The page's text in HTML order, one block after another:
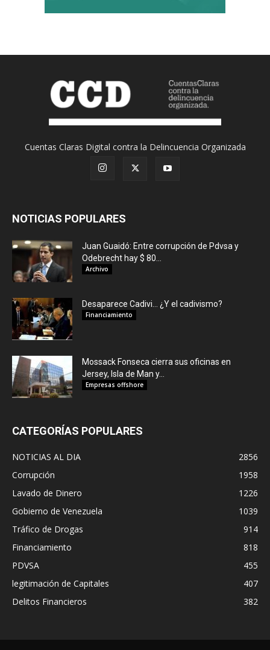
Cuentas Claras Digital contra la Delincuencia Organizada
NOTICIAS POPULARES
Juan Guaidó: Entre corrupción de Pdvsa y
Odebrecht hay $ 80...
Archivo
Desaparece Cadivi… ¿Y el cadivismo?
Financiamiento
Mossack Fonseca cierra sus oficinas en
Jersey, Isla de Man y...
Empresas offshore
CATEGORÍAS POPULARES
NOTICIAS AL DIA
2856
Corrupción
1958
Lavado de Dinero
1226
Gobierno de Venezuela
1039
Tráfico de Drogas
914
Financiamiento
818
PDVSA
455
legitimación de Capitales
407
Delitos Financieros
382